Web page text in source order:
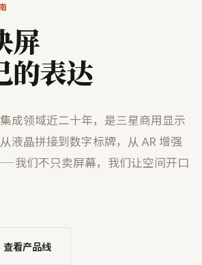
屏
的表达
成领域近二十年，是三星商用显示
液晶拼接到数字标牌，从 AR 增强
我们不只卖屏幕，我们让空间开口
查看产品线